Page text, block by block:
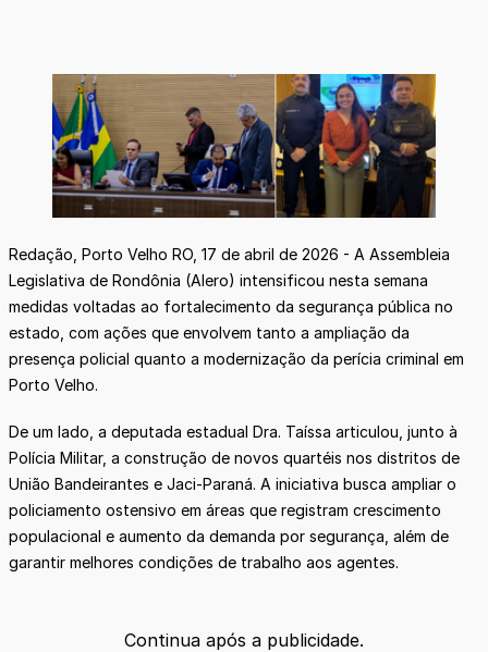
Redação, Porto Velho RO, 17 de abril de 2026 - A Assembleia
Legislativa de Rondônia (Alero) intensificou nesta semana
medidas voltadas ao fortalecimento da segurança pública no
estado, com ações que envolvem tanto a ampliação da
presença policial quanto a modernização da perícia criminal em
Porto Velho.
De um lado, a deputada estadual Dra. Taíssa articulou, junto à
Polícia Militar, a construção de novos quartéis nos distritos de
União Bandeirantes e Jaci-Paraná. A iniciativa busca ampliar o
policiamento ostensivo em áreas que registram crescimento
populacional e aumento da demanda por segurança, além de
garantir melhores condições de trabalho aos agentes.
Continua após a publicidade.